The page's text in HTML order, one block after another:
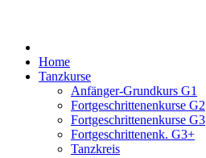
Home
Tanzkurse
Anfänger-Grundkurs G1
Fortgeschrittenenkurse G2
Fortgeschrittenenkurse G3
Fortgeschrittenenk. G3+
Tanzkreis